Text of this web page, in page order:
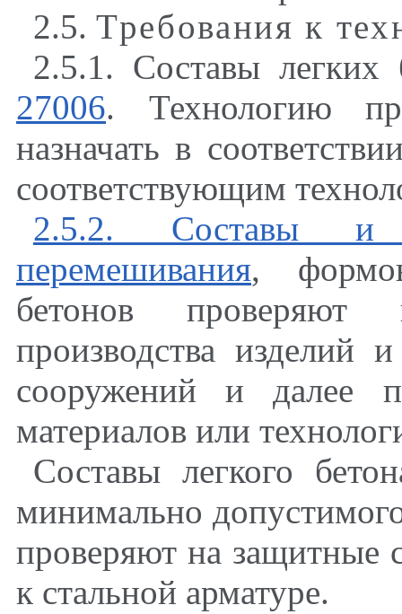
2.5. Требования к
2.5.1. Составы
27006. Технологию
назначать в
соответствующим
2.5.2. Составы и
перемешивания,
бетонов проверяют
производства изделий
сооружений и далее
материалов или
Составы легкого
минимально
проверяют на защитные
к стальной арматуре.